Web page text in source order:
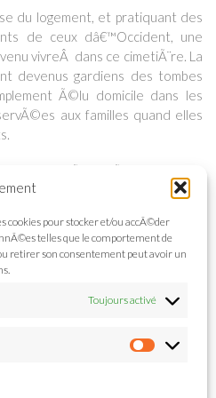
cookies pour stocker et/ou accÃ©der
telles que le comportement de
retirer son consentement peut avoir un
Toujours activé
du logement, et pratiquant des
de ceux dâ€™Occident, une
vivreÂ dans ce cimetiÃ¨re. La
devenus gardiens des tombes
Ã©lu domicile dans les
aux familles quand elles
de crainte et de respect.
la nÃ©cropole. La majoritÃ©
mÃ©tiers et profite aussi des
calme rÃ©gnant dans la citÃ©
architecturale moindre